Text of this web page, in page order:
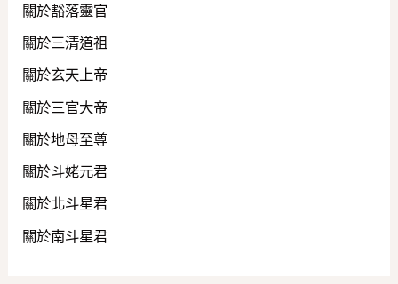
關於豁落靈官
關於三清道祖
關於玄天上帝
關於三官大帝
關於地母至尊
關於斗姥元君
關於北斗星君
關於南斗星君